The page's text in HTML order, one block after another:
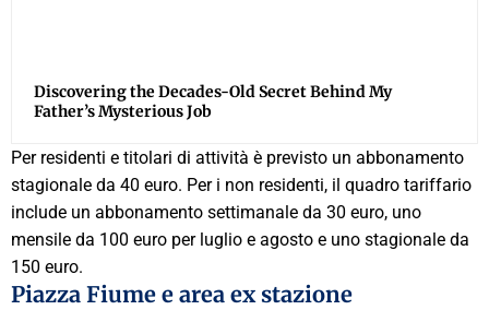
Discovering the Decades-Old Secret Behind My
Father’s Mysterious Job
Per residenti e titolari di attività è previsto un abbonamento
stagionale da 40 euro. Per i non residenti, il quadro tariffario
include un abbonamento settimanale da 30 euro, uno
mensile da 100 euro per luglio e agosto e uno stagionale da
150 euro.
Piazza Fiume e area ex stazione